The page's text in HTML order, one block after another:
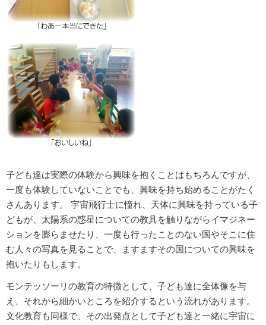
子ども達は実際の体験から興味を抱くことはもちろんですが、
一度も体験していないことでも、興味を持ち始めることがたく
さんあります。 宇宙飛行士に憧れ、天体に興味を持っている子
どもが、太陽系の惑星についての教具を触りながらイマジネー
ションを膨らませたり、一度も行ったことのない国やそこに住
む人々の写真を見ることで、ますますその国についての興味を
抱いたりもします。
モンテッソーリの教育の特徴として、子ども達に全体像を与
え、それから細かいところを紹介するという流れがあります。
文化教育も同様で、その出発点として子ども達と一緒に宇宙に